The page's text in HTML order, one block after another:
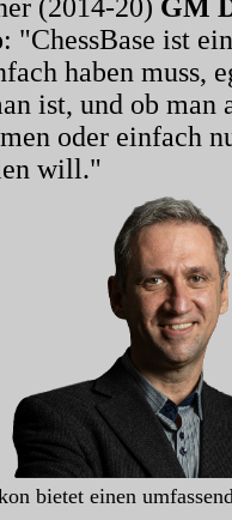
(2014-20) GM
: "ChessBase ist
haben muss,
ist, und ob man
oder einfach
will."
bietet einen